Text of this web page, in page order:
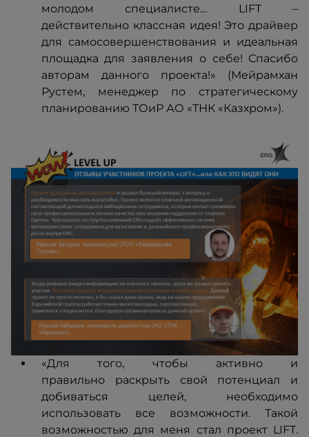
молодом специалисте… LIFT –
действительно классная идея! Это драйвер
для самосовершенствования и идеальная
площадка для заявления о себе! Спасибо
авторам данного проекта!» (Мейрамхан
Рустем, менеджер по стратегическому
планированию ТОиР АО «ТНК «Казхром»).
«Для того, чтобы активно и
правильно раскрыть свой потенциал и
добиваться целей, необходимо
использовать все возможности. Такой
возможностью для меня стал проект LIFT.